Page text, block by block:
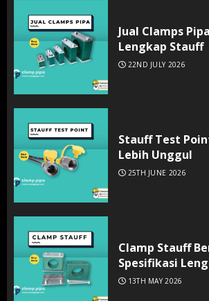
Jual Clamps
Lengkap Stauff
22ND JULY 2026
Stauff Test
Lebih Unggul
25TH JUNE 2026
Clamp Stauff
Spesifikasi
13TH MAY 2026